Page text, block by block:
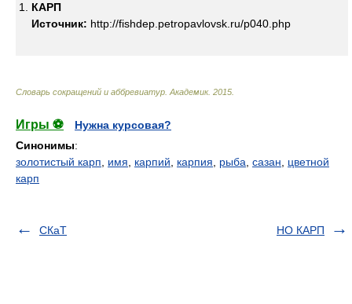
КАРП
Источник: http://fishdep.petropavlovsk.ru/p040.php
Словарь сокращений и аббревиатур Академик. 2015
Игры ⚽
Нужна курсовая?
Синонимы:
золотистый карп
имя карпий карпия рыба сазан
цветной
карп
СКаТ НО КАРП